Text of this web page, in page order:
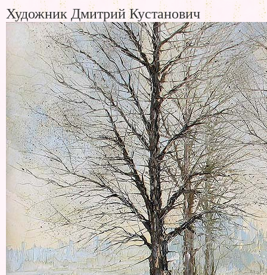
Художник Дмитрий Кустанович